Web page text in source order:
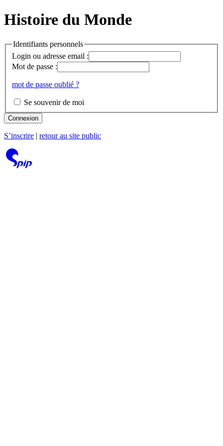
Histoire du Monde
Identifiants personnels
Login ou adresse email :
Mot de passe :
mot de passe oublié ?
Se souvenir de moi
Connexion
S’inscrire retour au site public